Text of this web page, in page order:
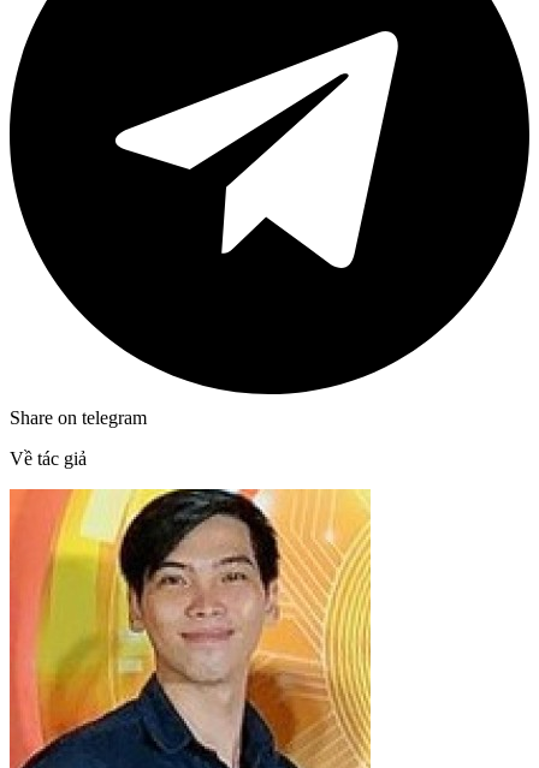
Share on telegram
Về tác giả